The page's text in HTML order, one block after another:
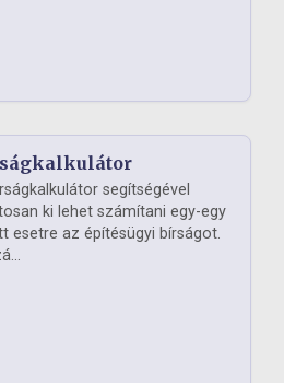
segítségével
ki lehet számítani egy-egy
esetre az építésügyi bírságot.